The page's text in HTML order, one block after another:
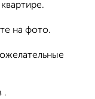
на фото.
.